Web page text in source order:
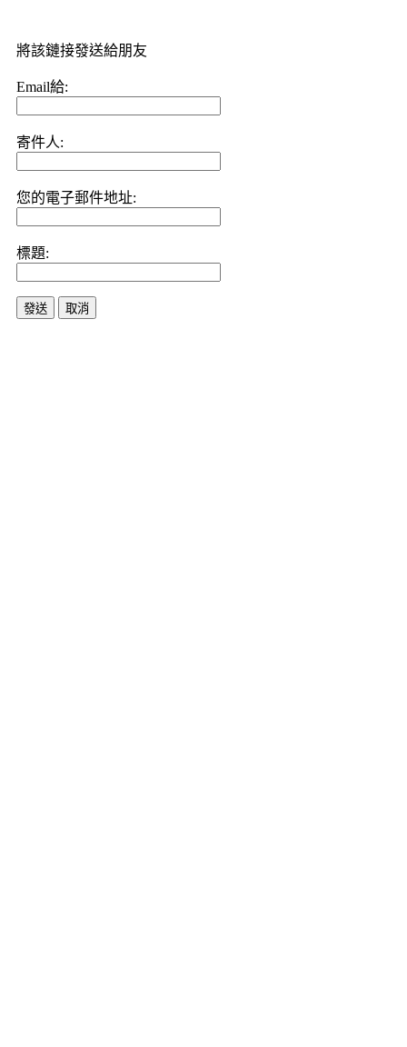
將該鏈接發送給朋友
Email給:
寄件人:
您的電子郵件地址:
標題:
發送 取消